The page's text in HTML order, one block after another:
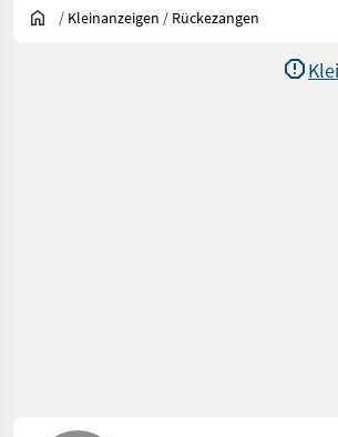
/ Kleinanzeigen / Rückezangen